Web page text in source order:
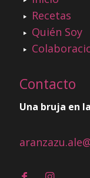
Recetas
Quién Soy
Contacto
Una bruja en